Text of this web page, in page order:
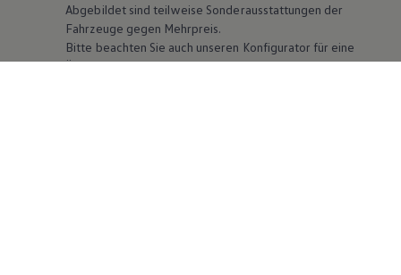
Abgebildet sind teilweise Sonderausstattungen der
Fahrzeuge gegen Mehrpreis.
Bitte beachten Sie auch unseren Konfigurator für eine
Übersicht der aktuell verfügbaren Modelle und